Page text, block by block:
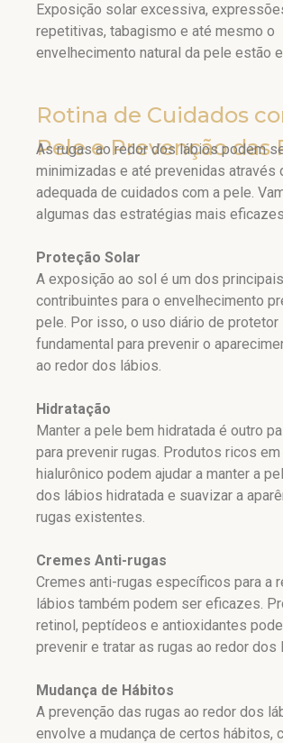
Exposição solar excessiva,
repetitivas, tabagismo e até mesmo o
envelhecimento natural da pele estão
Rotina de Cuidados
Pele e Prevenção das
As rugas ao redor dos lábios podem
minimizadas e até prevenidas através
adequada de cuidados com a pele.
algumas das estratégias mais
Proteção Solar
A exposição ao sol é um dos principais
contribuintes para o envelhecimento
pele. Por isso, o uso diário de protetor
fundamental para prevenir o
ao redor dos lábios.
Hidratação
Manter a pele bem hidratada é outro
para prevenir rugas. Produtos ricos
hialurônico podem ajudar a manter a
dos lábios hidratada e suavizar a
rugas existentes.
Cremes Anti-rugas
Cremes anti-rugas específicos para a
lábios também podem ser eficazes.
retinol, peptídeos e antioxidantes
prevenir e tratar as rugas ao redor dos
Mudança de Hábitos
A prevenção das rugas ao redor dos
envolve a mudança de certos hábitos,